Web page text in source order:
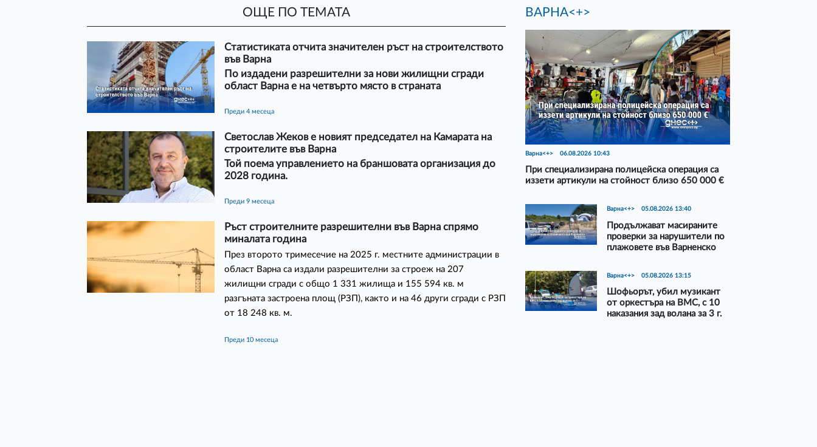
ОЩЕ ПО ТЕМАТА
Статистиката отчита значителен ръст на строителството
във Варна
По издадени разрешителни за нови жилищни сгради
област Варна е на четвърто място в страната
преди 4 месеца
Светослав Жеков е новият председател на Камарата на
строителите във Варна
Той поема управлението на браншовата организация до
2028 година.
преди 9 месеца
Ръст строителните разрешителни във Варна спрямо
миналата година
През второто тримесечие на 2025 г. местните администрации в
област Варна са издали разрешителни за строеж на 207
жилищни сгради с общо 1 331 жилища и 155 594 кв. м
разгъната застроена площ (РЗП), както и на 46 други сгради с РЗП
от 18 248 кв. м.
преди 10 месеца
ВАРНА<+>
Варна<+> 06.08.2026 10:43
При специализирана полицейска операция са
иззети артикули на стойност близо 650 000 €
Варна<+> 05.08.2026 13:40
Продължават масираните
проверки за нарушители по
плажовете във Варненско
Варна<+> 05.08.2026 13:15
Шофьорът, убил музикант
от оркестъра на ВМС, с 10
наказания зад волана за 3 г.